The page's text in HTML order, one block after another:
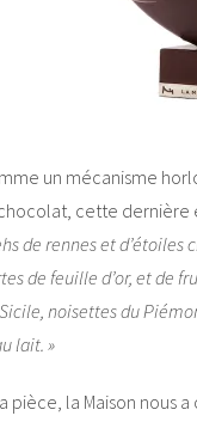
un mécanisme
cette dernière
de rennes et d’étoiles
de feuille d’or, et de
noisettes du
lait. »
pièce, la Maison nous